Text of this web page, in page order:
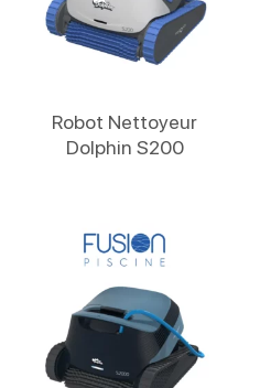
Robot Nettoyeur
Dolphin S200